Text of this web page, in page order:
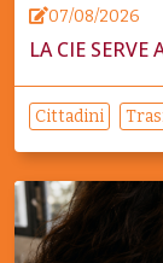
07/08/2026
LA CIE
Cittadini